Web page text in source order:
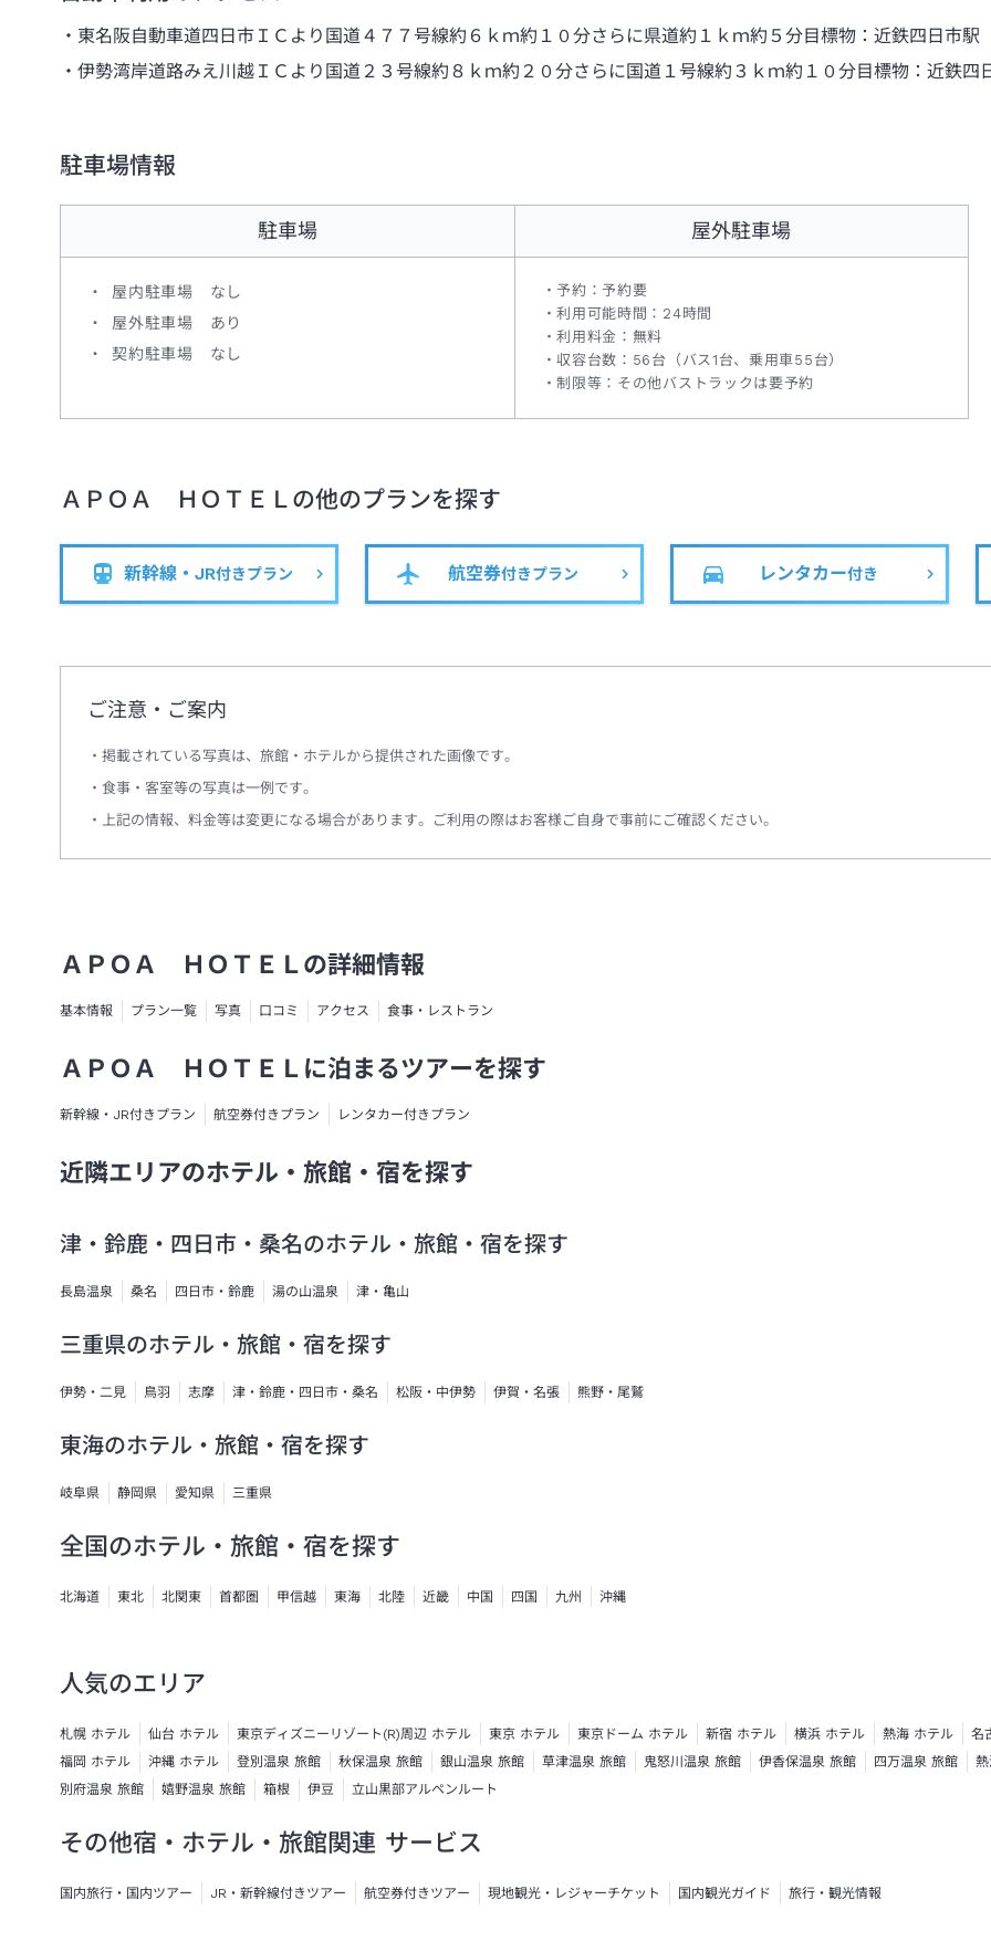
東名阪自動車道四日市ＩＣより国道４７７号線約６ｋｍ約１０分さらに県道約１ｋｍ約５分目標物：近鉄四日市駅
伊勢湾岸道路みえ川越ＩＣより国道２３号線約８ｋｍ約２０分さらに国道１号線約３ｋｍ約１０分目標物：近鉄四
駐車場情報
駐車場
屋内駐車場 なし
屋外駐車場 あり
契約駐車場 なし
屋外駐車場
予約：予約要
利用可能時間：24時間
利用料金：無料
収容台数：56台（バス1台、乗用車55台）
制限等：その他バストラックは要予約
ＡＰＯＡ ＨＯＴＥＬ の他のプランを探す
新幹線・JR付きプラン 航空券付きプラン レンタカー付き
ご注意・ご案内
掲載されている写真は、旅館・ホテルから提供された画像です。
食事・客室等の写真は一例です。
上記の情報、料金等は変更になる場合があります。ご利用の際はお客様ご自身で事前にご確認ください。
ＡＰＯＡ ＨＯＴＥＬの詳細情報
基本情報 プラン一覧 写真 口コミ アクセス 食事・レストラン
ＡＰＯＡ ＨＯＴＥＬに泊まるツアーを探す
新幹線・JR付きプラン 航空券付きプラン レンタカー付きプラン
近隣エリアのホテル・旅館・宿を探す
津・鈴鹿・四日市・桑名のホテル・旅館・宿を探す
長島温泉 桑名 四日市・鈴鹿 湯の山温泉 津・亀山
三重県のホテル・旅館・宿を探す
伊勢・二見 鳥羽 志摩 津・鈴鹿・四日市・桑名 松阪・中伊勢 伊賀・名張 熊野・尾鷲
東海のホテル・旅館・宿を探す
岐阜県 静岡県 愛知県 三重県
全国のホテル・旅館・宿を探す
北海道 東北 北関東 首都圏 甲信越 東海 北陸 近畿 中国 四国 九州 沖縄
人気のエリア
札幌 ホテル 仙台 ホテル 東京ディズニーリゾート(R)周辺 ホテル 東京 ホテル 東京ドーム ホテル 新宿 ホテル 横浜 ホテル 熱海 ホテル
名
福岡 ホテル
沖縄 ホテル 登別温泉 旅館 秋保温泉 旅館 銀山温泉 旅館 草津温泉 旅館 鬼怒川温泉 旅館 伊香保温泉 旅館 四万温泉 旅館
別府温泉 旅館
嬉野温泉 旅館 箱根 伊豆 立山黒部アルペンルート
その他宿・ホテル・旅館関連 サービス
国内旅行・国内ツアー JR・新幹線付きツアー 航空券付きツアー 現地観光・レジャーチケット 国内観光ガイド 旅行・観光情報